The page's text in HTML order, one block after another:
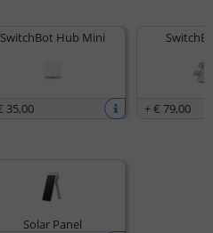
SwitchBot Hub Mini
35,00 +€ 79,00
Solar Panel